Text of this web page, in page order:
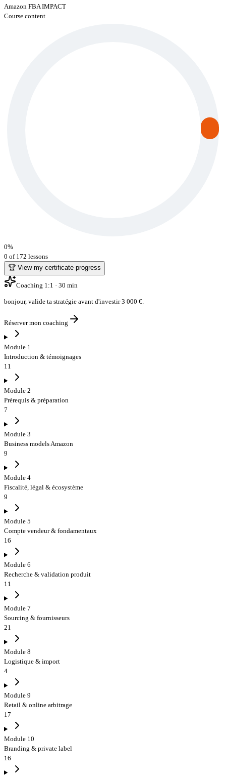
Amazon FBA IMPACT
Course content
0%
0 of 172 lessons
🏆 View my certificate progress
Coaching 1:1 · 30 min
bonjour, valide ta stratégie avant d'investir 3 000 €
Réserver mon coaching
Module 1
Introduction & témoignages
11
Module 2
Prérequis & préparation
7
Module 3
Business models Amazon
9
Module 4
Fiscalité, légal & écosystème
9
Module 5
Compte vendeur & fondamentaux
16
Module 6
Recherche & validation produit
11
Module 7
Sourcing & fournisseurs
21
Module 8
Logistique & import
4
Module 9
Retail & online arbitrage
17
Module 10
Branding & private label
16